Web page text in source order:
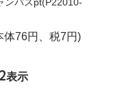
体76円、税7円)
表示